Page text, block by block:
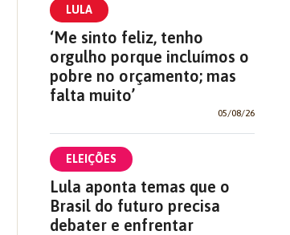
LULA
‘Me sinto feliz, tenho
orgulho porque incluímos o
pobre no orçamento; mas
falta muito’
05/08/26
ELEIÇÕES
Lula aponta temas que o
Brasil do futuro precisa
debater e enfrentar